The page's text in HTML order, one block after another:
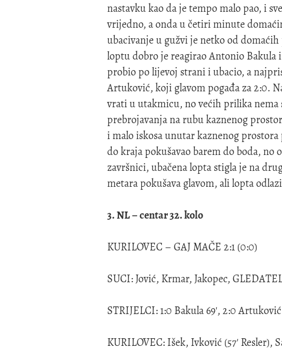
nastavku kao da je tempo malo pao, i
vrijedno, a onda u četiri minute
ubacivanje u gužvi je netko od
loptu dobro je reagirao Antonio Bakula
probio po lijevoj strani i ubacio, a
Artuković, koji glavom pogađa za 2:0.
vrati u utakmicu, no većih prilika nema
prebrojavanja na rubu kaznenog
i malo iskosa unutar kaznenog
do kraja pokušavao barem do boda,
završnici, ubačena lopta stigla je na
metara pokušava glavom, ali lopta
3. NL – centar 32. kolo
KURILOVEC – GAJ MAČE 2:1 (0:0)
SUCI: Jović, Krmar, Jakopec,
STRIJELCI: 1:0 Bakula 69', 2:0
KURILOVEC: Išek, Ivković (57' Resler),